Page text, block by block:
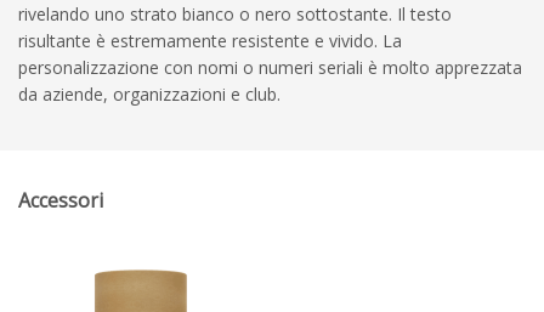
rivelando uno strato bianco o nero sottostante. Il testo
risultante è estremamente resistente e vivido. La
personalizzazione con nomi o numeri seriali è molto apprezzata
da aziende, organizzazioni e club.
Accessori